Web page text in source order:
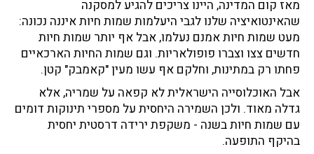
מאז קום המדינה, היינו צריכים להגיע למסקנה
שהאינטואיציה שלנו לגבי היעלמות שמות חיות איננה נכונה:
מעט שמות חיות אמנם נעלמו, אבל אף יותר שמות חיות
חדשים צצו וצברו פופולאריות. וגם שמות החיות הארכאיים
פחתו רק במתינות, וחלקם אף עשו מעין "קאמבק" קטן.
אבל האוכלוסייה הישראלית לא קפאה על שמריה, אלא
גדלה מאוד. ולכן השמירה היחסית על מספרי תינוקות דומים
עם שמות חיות בשנה - משקפת ירידה דרסטית יחסית
בהיקף התופעה.